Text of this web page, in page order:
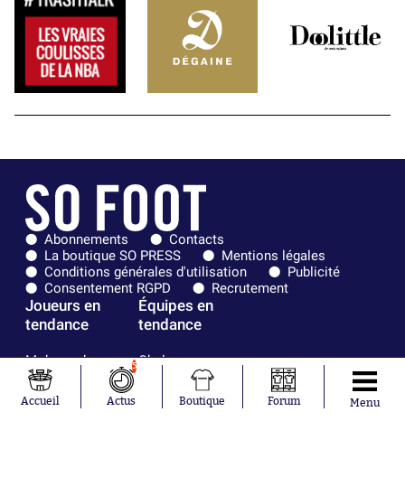
Abonnements
Contacts
La boutique SO PRESS
Mentions légales
Conditions générales d'utilisation
Publicité
Consentement RGPD
Recrutement
Joueurs en
tendance
Mohamed
Salah
Mykhailo
Mudryk
Équipes en
tendance
Chelsea
Paris Saint-
Germain
Bordeaux
Accueil
5
Actus Boutique Forum Menu